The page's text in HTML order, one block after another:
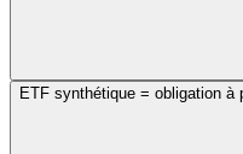
ETF synthétique = obligation à